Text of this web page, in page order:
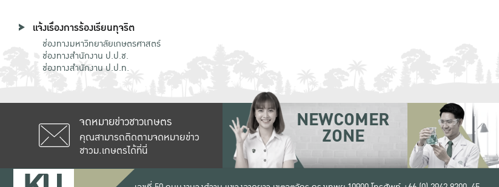
แจ้งเรื่องการร้องเรียนทุจริต
ช่องทางมหาวิทยาลัยเกษตรศาสตร์
ช่องทางสำนักงาน ป.ป.ช.
ช่องทางสำนักงาน ป.ป.ท.
จดหมายข่าวชาวเกษตร
คุณสามารถติดตามจดหมายข่าว
ชาวม.เกษตรได้ที่นี่
NEWCOMER
ZONE